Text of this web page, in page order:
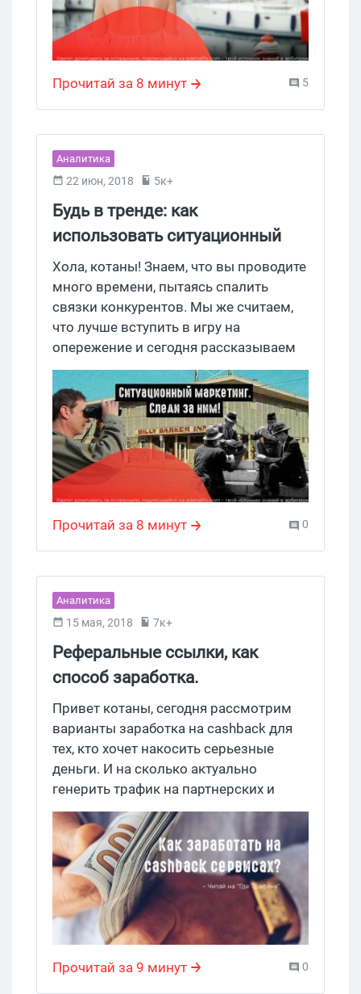
увеличивающим прибыль на 30%.
Прочитай за 8 минут 5
Аналитика
22 июн, 2018 5к+
Будь в тренде: как
использовать ситуационный
маркетинг в РК?
Хола, котаны! Знаем, что вы проводите
много времени, пытаясь спалить
связки конкурентов. Мы же считаем,
что лучше вступить в игру на
опережение и сегодня рассказываем
как.
Прочитай за 8 минут 0
Аналитика
15 мая, 2018 7к+
Реферальные ссылки, как
способ заработка.
Разбираемся в деталях
Привет котаны, сегодня рассмотрим
варианты заработка на cashback для
тех, кто хочет накосить серьезные
деньги. И на сколько актуально
генерить трафик на партнерских и
реферальных программах,
существующих практически в каждом
похожем сервисе.
Прочитай за 9 минут 0